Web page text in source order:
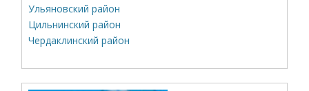
Ульяновский район
Цильнинский район
Чердаклинский район